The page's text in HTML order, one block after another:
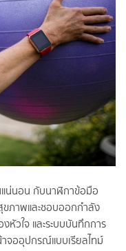
น่นอน กับนาฬิกาข้อมือ
ภาพและชอบออกกำลัง
หัวใจ และระบบบันทึกการ
จออุปกรณ์แบบเรียลไทม์